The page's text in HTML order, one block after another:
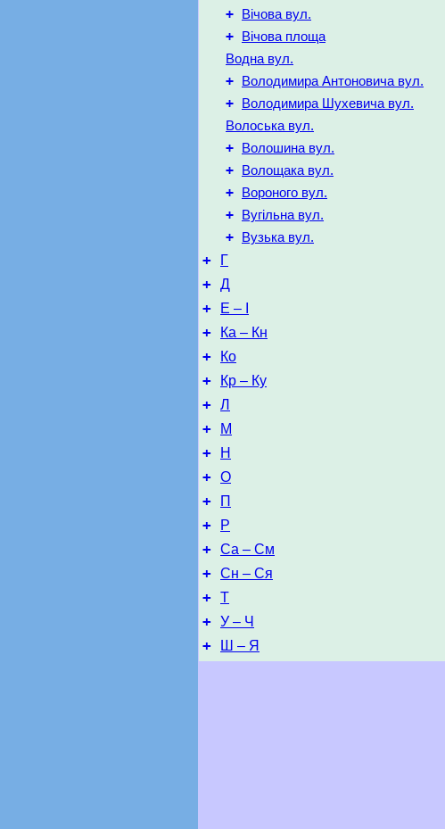
+ Вічова вул.
+
Вічова площа
Водна вул.
+ Володимира Антоновича вул.
+
Володимира Шухевича вул.
Волоська вул.
+ Волошина вул.
+ Волощака вул.
+ Вороного вул.
+ Вугільна вул.
+ Вузька вул.
+ Г
+ Д
+ Е – І
+ Ка – Кн
+ Ко
+ Кр – Ку
+ Л
+ М
+ Н
+ О
+ П
+ Р
+ Са – См
+ Сн – Ся
+ Т
+ У – Ч
+ Ш – Я